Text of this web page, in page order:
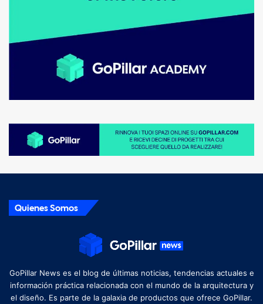
Quienes Somos
GoPillar News es el blog de últimas noticias, tendencias actuales e
información práctica relacionada con el mundo de la arquitectura y
el diseño. Es parte de la galaxia de productos que ofrece GoPillar.